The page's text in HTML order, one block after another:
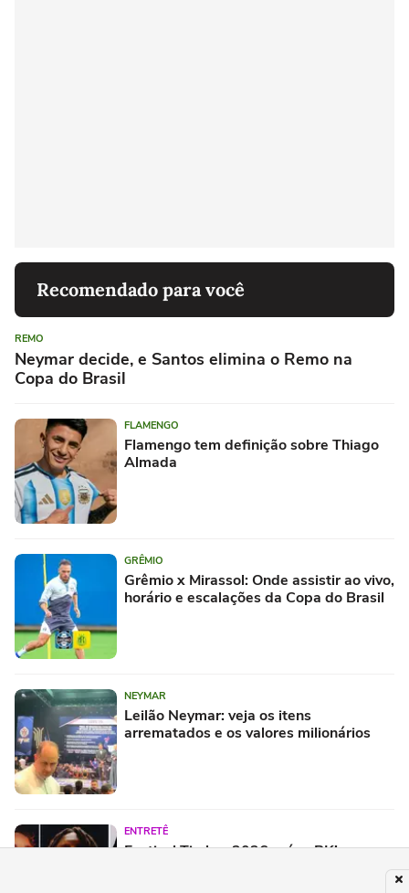
Recomendado para você
REMO
Neymar decide, e Santos elimina o Remo na
Copa do Brasil
FLAMENGO
Flamengo tem definição sobre Thiago
Almada
GRÊMIO
Grêmio x Mirassol: Onde assistir ao vivo,
horário e escalações da Copa do Brasil
NEYMAR
Leilão Neymar: veja os itens
arrematados e os valores milionários
ENTRETÊ
Festival Timbre 2026 reúne BK’,